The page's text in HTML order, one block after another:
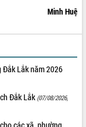
Minh Huệ
Đắk Lắk năm 2026
Đắk Lắk (07/08/2026,